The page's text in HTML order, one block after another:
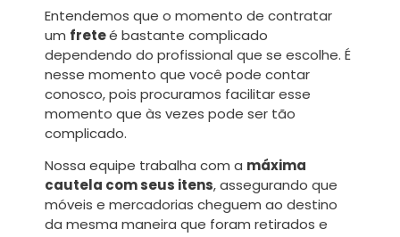
Entendemos que o momento de contratar
um freteé bastante complicado
dependendo do profissional que se escolhe. É
nesse momento que você pode contar
conosco, pois procuramos facilitar esse
momento que às vezes pode ser tão
complicado.
Nossa equipe trabalha com a máxima
cautela com seus itens, assegurando que
móveis e mercadorias cheguem ao destino
da mesma maneira que foram retirados e